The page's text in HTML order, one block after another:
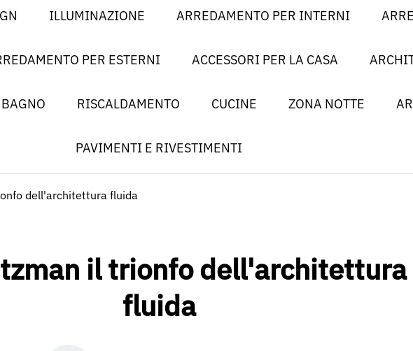
ILLUMINAZIONE ARREDAMENTO PER INTERNI
PER ESTERNI ACCESSORI PER LA CASA
RISCALDAMENTO CUCINE ZONA NOTTE
PAVIMENTI E RIVESTIMENTI
dell'architettura fluida
il trionfo dell'architettura
fluida